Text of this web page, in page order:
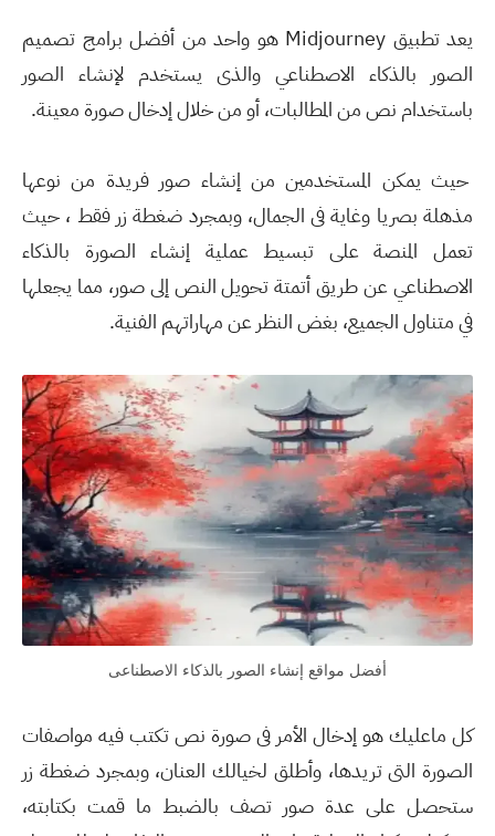
يعد تطبيق Midjourney هو واحد من أفضل برامج تصميم
الصور بالذكاء الاصطناعي والذى يستخدم لإنشاء الصور
باستخدام نص من المطالبات، أو من خلال إدخال صورة معينة.
حيث يمكن المستخدمين من إنشاء صور فريدة من نوعها
مذهلة بصريا وغاية فى الجمال، وبمجرد ضغطة زر فقط ، حيث
تعمل المنصة على تبسيط عملية إنشاء الصورة بالذكاء
الاصطناعي عن طريق أتمتة تحويل النص إلى صور، مما يجعلها
في متناول الجميع، بغض النظر عن مهاراتهم الفنية.
أفضل مواقع إنشاء الصور بالذكاء الاصطناعى
كل ماعليك هو إدخال الأمر فى صورة نص تكتب فيه مواصفات
الصورة التى تريدها، وأطلق لخيالك العنان، وبمجرد ضغطة زر
ستحصل على عدة صور تصف بالضبط ما قمت بكتابته،